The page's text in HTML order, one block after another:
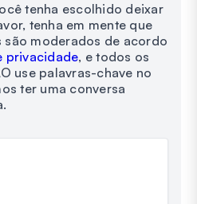
tenha escolhido deixar
tenha em mente que
moderados de acordo
privacidade, e todos os
use palavras-chave no
ter uma conversa